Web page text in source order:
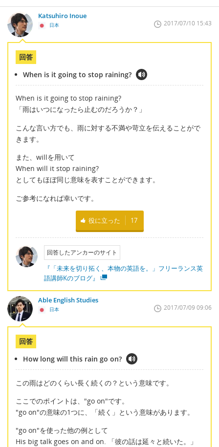
Katsuhiro Inoue
日本 2017/07/10 15:43
回答
When is it going to stop raining?
When is it going to stop raining?
「雨はいつになったら止むのだろうか？」
こんな言い方でも、雨に対する不満や苛立を伝えることがで
きます。
また、willを用いて
When will it stop raining?
としてもほぼ同じ意味を表すことができます。
ご参考になれば幸いです。
役に立った 17
回答したアンカーのサイト
『「未来を切り拓く、本物の英語を。」フリーランス英
語講師Kのブログ』
Able English Studies
日本 2017/07/09 09:06
回答
How long will this rain go on?
この雨はどのくらい長く続くの？という意味です。
ここでのポイントは、"go on"です。
"go on"の意味の1つに、「続く」という意味があります。
"go on"を使った他の例として
His big talk goes on and on. 「彼の話は延々と続いた。」